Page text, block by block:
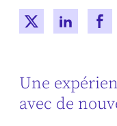
New window
New
Une
avec de